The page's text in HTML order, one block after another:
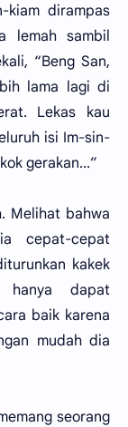
kiam dirampas
lemah sambil
“Beng San,
lama lagi di
Lekas kau
isi Im-sin-
gerakan...”
Melihat bahwa
cepat-cepat
kakek
dapat
baik karena
mudah dia
seorang